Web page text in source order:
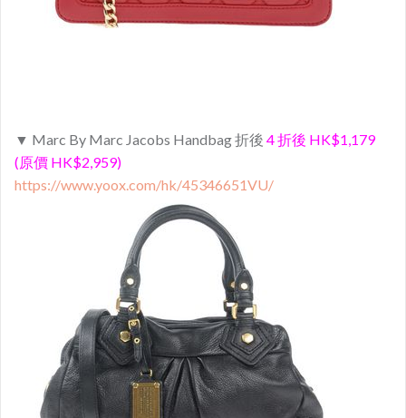
▼ Marc By Marc Jacobs Handbag 折後 4 折後 HK$1,179
(原價 HK$2,959)
https://www.yoox.com/hk/45346651VU/